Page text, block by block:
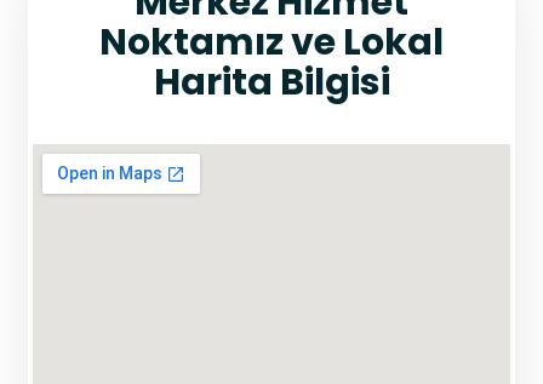
Noktamız ve Lokal
Harita Bilgisi